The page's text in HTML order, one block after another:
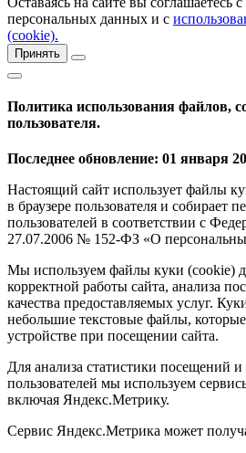
персональных данных и с
(cookie).
Принять
Политика использования файлов,
пользователя.
Последнее обновление: 01 января
Настоящий сайт использует файлы
в браузере пользователя и собирает
пользователей в соответствии с
27.07.2006 № 152-ФЗ «О
Мы используем файлы куки (cookie)
корректной работы сайта, анализа
качества предоставляемых услуг.
небольшие текстовые файлы,
устройстве при посещении сайта.
Для анализа статистики посещений
пользователей мы используем
включая Яндекс.Метрику.
Сервис Яндекс.Метрика может